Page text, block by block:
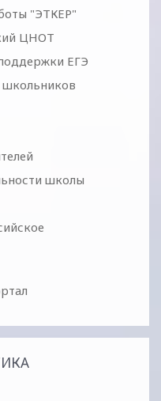
"ЭТКЕР"
ЦНОТ
ЕГЭ
школьников
школы